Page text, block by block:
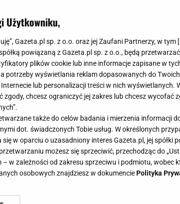
Użytkowniku,
Gazeta.pl sp. z o.o. oraz jej Zaufani Partnerzy, w tym [
powiązaną z Gazeta.pl sp. z o.o., będą
plików cookie lub inne informacje zapisane w
potrzeby wyświetlania reklam dopasowanych do
lub personalizacji treści w nich wyświetlanych.
zgody, chcesz ograniczyć jej zakres lub chcesz wycofać
także do celów badania i mierzenia informacji
dot. świadczonych Tobie usług. W określonych
w oparciu o uzasadniony interes Gazeta.pl, jej spółki
możesz się sprzeciwić, przechodząc do
w zależności od zakresu sprzeciwu i podmiotu, wobec
osobowych znajdziesz w dokumenciePolityka